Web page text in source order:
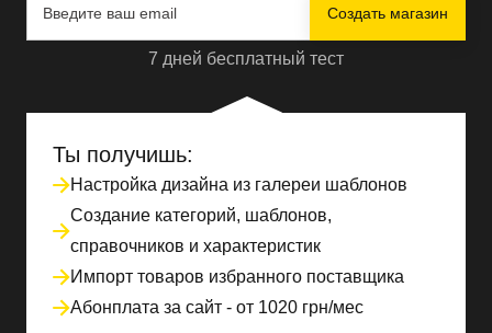
Создать магазин
7 дней бесплатный тест
Ты получишь:
Настройка дизайна из галереи шаблонов
Создание категорий, шаблонов,
справочников и характеристик
Импорт товаров избранного поставщика
Абонплата за сайт - от 1020 грн/мес